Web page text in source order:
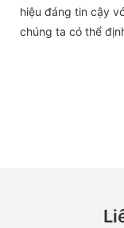
hiệu đáng tin cậy
chúng ta có thể